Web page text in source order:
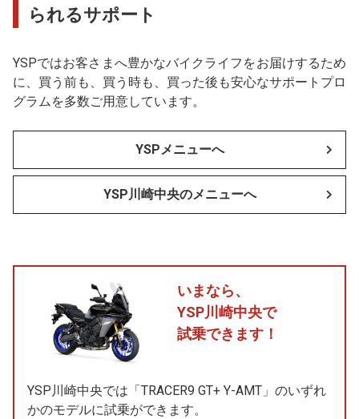
られるサポート
YSPではお客さまへ豊かなバイクライフをお届けするため
に、買う前も、買う時も、買った後も安心なサポートプロ
グラムを多数ご用意しています。
YSPメニューへ
YSP川崎中央のメニューへ
いまなら、
YSP川崎中央で
試乗できます！
YSP川崎中央では「TRACER9 GT+ Y-AMT」のいずれ
かのモデルに試乗ができます。